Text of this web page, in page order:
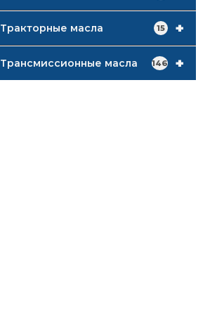
+
Тракторные масла 15
+
Трансмиссионные масла 146